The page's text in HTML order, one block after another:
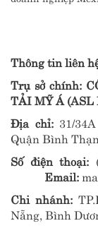
Thông tin liên
Trụ sở chính:
TẢI MỸ Á (ASL
Địa chỉ:31/34A
Quận Bình
Số điện thoại:
Email:
Chi nhánh:
Nẵng, Bình